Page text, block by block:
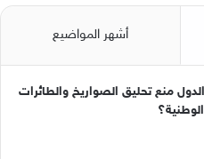
أشهر المواضيع
منع تحليق الصواريخ والطائرات